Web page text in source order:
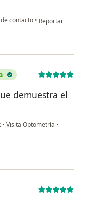
contacto • en opinión del
Reportar
demuestra el
• Visita Optometría •